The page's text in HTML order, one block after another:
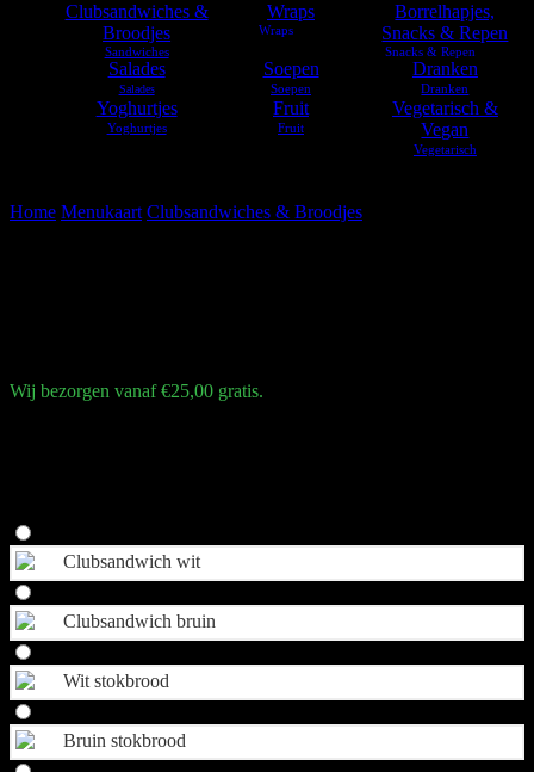
Clubsandwiches &
Broodjes
Wraps
Borrelhapjes,
Snacks & Repen
Salades
Soepen
Dranken
Yoghurtjes
Fruit
Vegetarisch &
Vegan
Home Menukaart Clubsandwiches & Broodjes
Wij bezorgen vanaf €25,00 gratis.
Clubsandwich wit
Clubsandwich bruin
Wit stokbrood
Bruin stokbrood